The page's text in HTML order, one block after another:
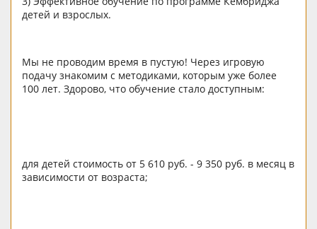
детей и взрослых.
Мы не проводим время в пустую! Через игровую
подачу знакомим с методиками, которым уже более
100 лет. Здорово, что обучение стало доступным:
для детей стоимость от 5 610 руб. - 9 350 руб. в месяц в
зависимости от возраста;